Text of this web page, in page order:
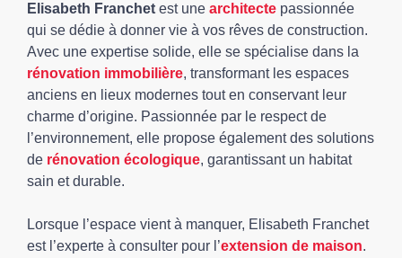
Elisabeth Franchet est une architecte passionnée
qui se dédie à donner vie à vos rêves de construction.
Avec une expertise solide, elle se spécialise dans la
rénovation immobilière, transformant les espaces
anciens en lieux modernes tout en conservant leur
charme d’origine. Passionnée par le respect de
l’environnement, elle propose également des solutions
de rénovation écologique, garantissant un habitat
sain et durable.
Lorsque l’espace vient à manquer, Elisabeth Franchet
est l’experte à consulter pour l’extension de maison.